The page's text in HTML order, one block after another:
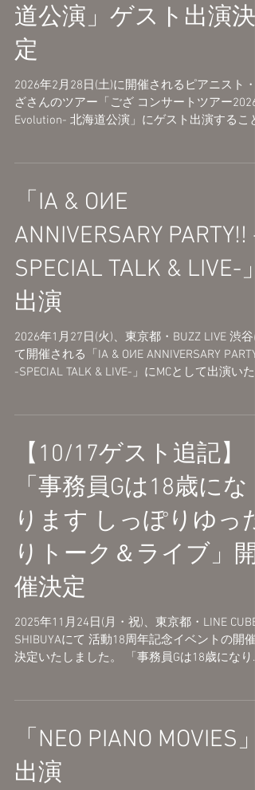
道公演」ゲスト出演決
定
2026年2月28日(土)に開催されるピアニスト・
ざさんのツアー「ござ コンサートツアー2026
Evolution- 北海道公演」にゲスト出演すること
https://eplus.jp/goza2026/ ・ローソンチケット
Lコード：12407 https://l-tike.com/order/?
gLcode=12407 ・チケットぴあ Pコード：314-
587 https://w.pia.jp/t/goza2026/
「IA & OИE
ANNIVERSARY PARTY!! -
SPECIAL TALK & LIVE-」
出演
2026年1月27日(火)、東京都・BUZZ LIVE 渋谷
て開催される「IA & OИE ANNIVERSARY
-SPECIAL TALK & LIVE-」にMCとして出演いた
19:00 会場：BUZZ LIVE 渋谷 東京都渋谷区神南
1-15-3神南プラザビルB1F https://buzz-
st.com/live-shibuya チケット等については公式
サイトでご確認ください。 https://one-
aria.com/
【10/17ゲスト追記】
「事務員Gは18歳にな
ります しっぽりゆった
りトーク＆ライブ」開
催決定
2025年11月24日(月・祝)、東京都・LINE CUBE
SHIBUYAにて 活動18周年記念イベントの開催
決定いたしました。 「事務員Gは18歳になり
渋谷区宇田川町1−1
https://linecubeshibuya.com/ <バンドメンバー
兼子拓真/熊吉郎(Ba) 菅野尋/rafma(Gt) 水島諒
(Dr) <ゲスト> そらる みきとP 少年T チケット販
「NEO PIANO MOVIES」
出演